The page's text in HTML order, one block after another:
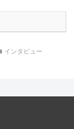
インタビュー